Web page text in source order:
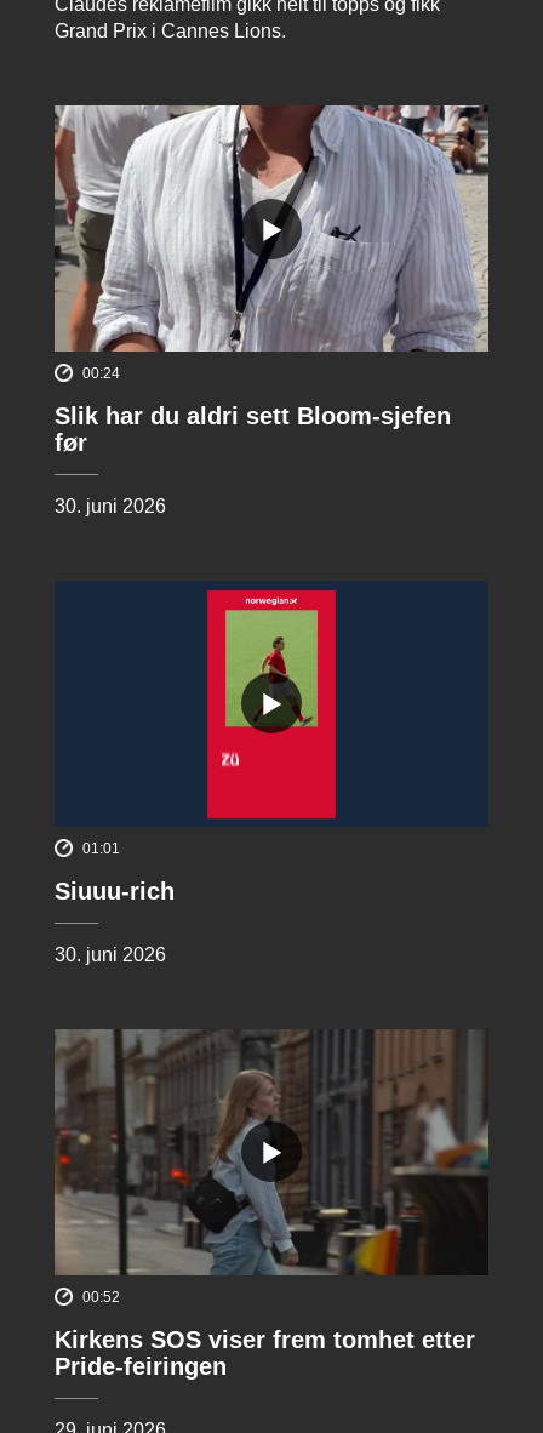
Claudes reklamefilm gikk helt til topps og fikk
Grand Prix i Cannes Lions.
00:24
Slik har du aldri sett Bloom-sjefen
før
30. juni 2026
01:01
Siuuu-rich
30. juni 2026
00:52
Kirkens SOS viser frem tomhet etter
Pride-feiringen